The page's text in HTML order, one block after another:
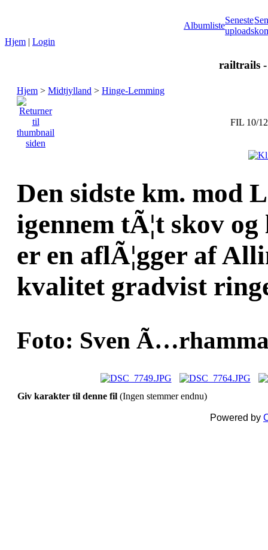
Albumliste
Seneste
uploads
Hjem | Login
railtrails
Hjem > Midtjylland > Hinge-Lemming
FIL 10/12
Den sidste km. mod
igennem tÃ¦t skov
er en aflÃ¦gger af
kvalitet gradvist
Foto: Sven
Giv karakter til denne fil (Ingen stemmer endnu)
Powered by